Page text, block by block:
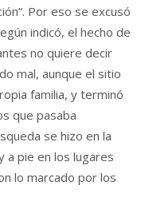
Por eso se excusó
indicó, el hecho de
no quiere decir
mal, aunque el sitio
familia, y terminó
que pasaba
se hizo en la
a pie en los lugares
lo marcado por los